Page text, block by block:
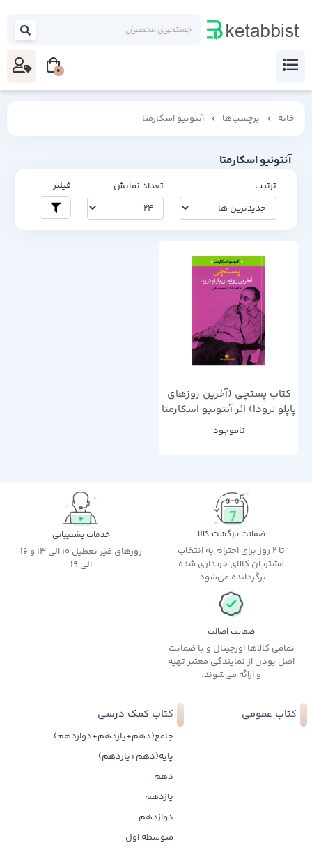
خانه برچسب‌ها آنتونیو اسکارمتا
آنتونیو اسکارمتا
ترتیب تعداد نمایش فیلتر
کتاب پستچی (آخرین روزهای
پاپلو نرودا) اثر آنتونیو اسکارمتا
ناموجود
ضمانت بازگشت کالا
تا 2 روز برای احترام به انتخاب
مشتریان کالای خریداری شده
برگردانده می‌شود.
خدمات پشتیبانی
روزهای غیر تعطیل 10 الی 13 و 16
الی 19
ضمانت اصالت
تمامی کالاها اورجینال و با ضمانت
اصل بودن از نمایندگی معتبر تهیه
و ارائه می‌شوند.
کتاب عمومی کتاب کمک درسی
جامع(دهم+یازدهم+دوازدهم)
پایه(دهم+یازدهم)
دهم
یازدهم
دوازدهم
متوسطه اول
0